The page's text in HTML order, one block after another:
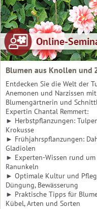
Blumen aus Knollen und
Entdecken Sie die Welt der
Anemonen und Narzissen
Blumengärtnerin und
Expertin Chantal Remmert:
► Herbstpflanzungen:
Krokusse
► Frühjahrspflanzungen:
Gladiolen
► Experten-Wissen rund um
Ranunkeln
► Optimale Kultur und
Düngung, Bewässerung
► Praktische Tipps für
Kübel, Arten und Sorten